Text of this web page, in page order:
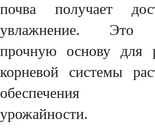
почва получает
увлажнение. Это
прочную основу для
корневой системы
обеспечения
урожайности.